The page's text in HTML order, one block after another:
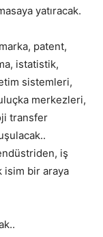
yatıracak.
patent,
istatistik,
sistemleri,
merkezleri,
transfer
iş
isim bir araya